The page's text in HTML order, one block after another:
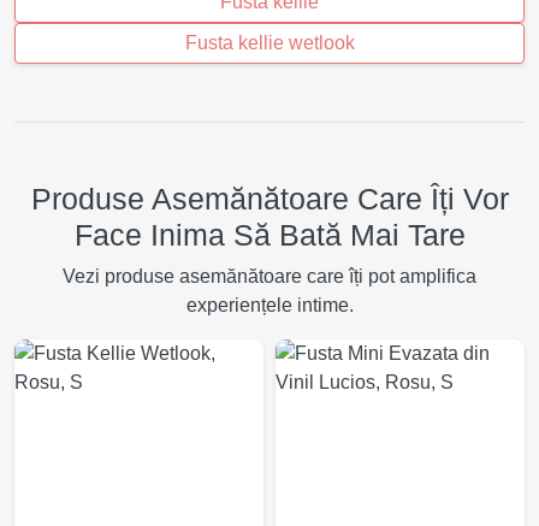
Fusta kellie wetlook
Produse Asemănătoare Care Îți Vor
Face Inima Să Bată Mai Tare
Vezi produse asemănătoare care îți pot amplifica
experiențele intime.